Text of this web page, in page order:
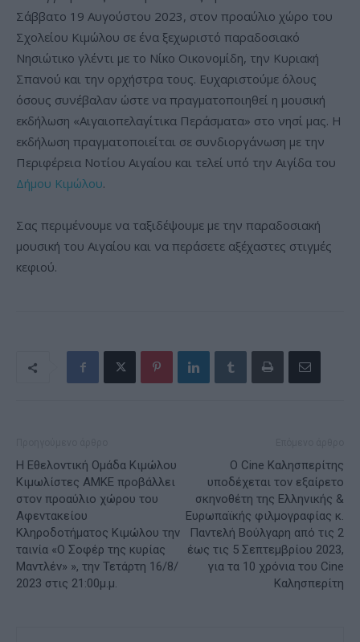
Σάββατο 19 Αυγούστου 2023, στον προαύλιο χώρο του
Σχολείου Κιμώλου σε ένα ξεχωριστό παραδοσιακό
Νησιώτικο γλέντι με το Νίκο Οικονομίδη, την Κυριακή
Σπανού και την ορχήστρα τους. Ευχαριστούμε όλους
όσους συνέβαλαν ώστε να πραγματοποιηθεί η μουσική
εκδήλωση «Αιγαιοπελαγίτικα Περάσματα» στο νησί μας. Η
εκδήλωση πραγματοποιείται σε συνδιοργάνωση με την
Περιφέρεια Νοτίου Αιγαίου και τελεί υπό την Αιγίδα του
Δήμου Κιμώλου.
Σας περιμένουμε να ταξιδέψουμε με την παραδοσιακή
μουσική του Αιγαίου και να περάσετε αξέχαστες στιγμές
κεφιού.
Η Εθελοντική Ομάδα Κιμώλου
Κιμωλίστες ΑΜΚΕ προβάλλει
στον προαύλιο χώρου του
Αφεντακείου
Κληροδοτήματος Κιμώλου την
ταινία «O Σοφέρ της κυρίας
Μαντλέν» », την Τετάρτη 16/8/
2023 στις 21:00μ.μ.
Ο Cine Καλησπερίτης
υποδέχεται τον εξαίρετο
σκηνοθέτη της Ελληνικής &
Ευρωπαϊκής φιλμογραφίας κ.
Παντελή Βούλγαρη από τις 2
έως τις 5 Σεπτεμβρίου 2023,
για τα 10 χρόνια του Cine
Καλησπερίτη